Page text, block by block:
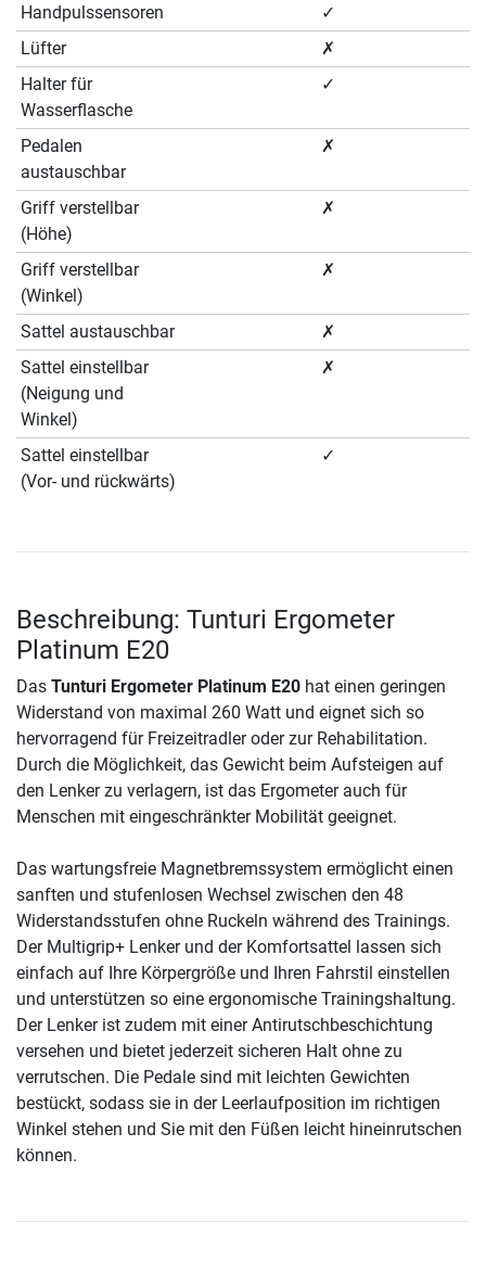
Handpulssensoren
✓
Lüfter
✗
Halter für
Wasserflasche
✓
Pedalen
austauschbar
✗
Griff verstellbar
(Höhe)
✗
Griff verstellbar
(Winkel)
✗
Sattel austauschbar
✗
Sattel einstellbar
(Neigung und
Winkel)
✗
Sattel einstellbar
(Vor- und rückwärts)
✓
Beschreibung: Tunturi Ergometer
Platinum E20
Das Tunturi Ergometer Platinum E20 hat einen geringen
Widerstand von maximal 260 Watt und eignet sich so
hervorragend für Freizeitradler oder zur Rehabilitation.
Durch die Möglichkeit, das Gewicht beim Aufsteigen auf
den Lenker zu verlagern, ist das Ergometer auch für
Menschen mit eingeschränkter Mobilität geeignet.
Das wartungsfreie Magnetbremssystem ermöglicht einen
sanften und stufenlosen Wechsel zwischen den 48
Widerstandsstufen ohne Ruckeln während des Trainings.
Der Multigrip+ Lenker und der Komfortsattel lassen sich
einfach auf Ihre Körpergröße und Ihren Fahrstil einstellen
und unterstützen so eine ergonomische Trainingshaltung.
Der Lenker ist zudem mit einer Antirutschbeschichtung
versehen und bietet jederzeit sicheren Halt ohne zu
verrutschen. Die Pedale sind mit leichten Gewichten
bestückt, sodass sie in der Leerlaufposition im richtigen
Winkel stehen und Sie mit den Füßen leicht hineinrutschen
können.